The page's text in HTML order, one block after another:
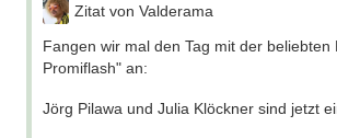
Zitat von Valderama
Fangen wir mal den Tag mit der beliebten
Promiflash" an:
Jörg Pilawa und Julia Klöckner sind jetzt